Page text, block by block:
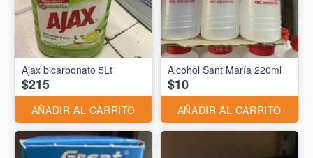
Ajax bicarbonato 5Lt
$215
AÑADIR AL CARRITO
Alcohol Sant María 220ml
$10
AÑADIR AL CARRITO